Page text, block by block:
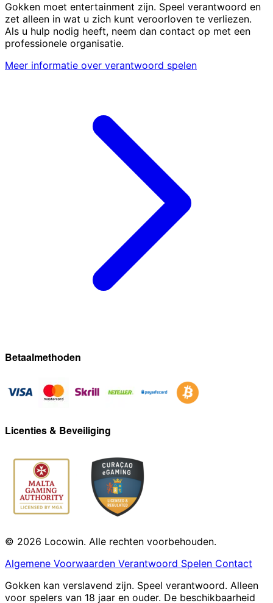
Gokken moet entertainment zijn. Speel verantwoord en
zet alleen in wat u zich kunt veroorloven te verliezen.
Als u hulp nodig heeft, neem dan contact op met een
professionele organisatie.
Meer informatie over verantwoord spelen
Betaalmethoden
Licenties & Beveiliging
© 2026 Locowin. Alle rechten voorbehouden.
Algemene Voorwaarden Verantwoord Spelen Contact
Gokken kan verslavend zijn. Speel verantwoord. Alleen
voor spelers van 18 jaar en ouder. De beschikbaarheid